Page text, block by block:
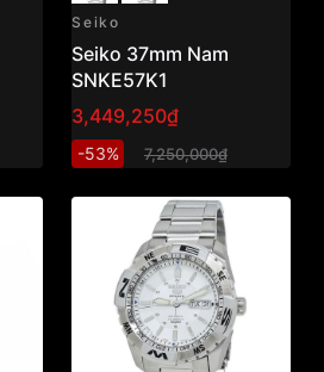
Seiko
Seiko 37mm Nam
SNKE57K1
3,449,250₫
-53% 7,250,000₫